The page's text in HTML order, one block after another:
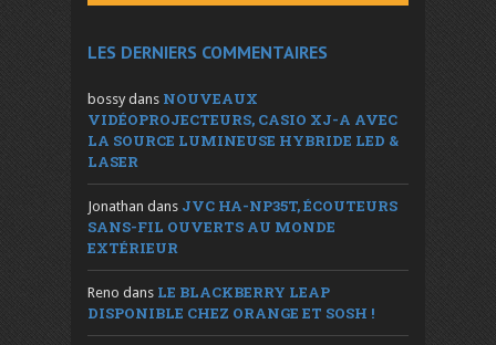
LES DERNIERS COMMENTAIRES
bossy dans NOUVEAUX
VIDÉOPROJECTEURS, CASIO XJ-A AVEC
LA SOURCE LUMINEUSE HYBRIDE LED &
LASER
Jonathan dans JVC HA-NP35T, ÉCOUTEURS
SANS-FIL OUVERTS AU MONDE
EXTÉRIEUR
Reno dans LE BLACKBERRY LEAP
DISPONIBLE CHEZ ORANGE ET SOSH !